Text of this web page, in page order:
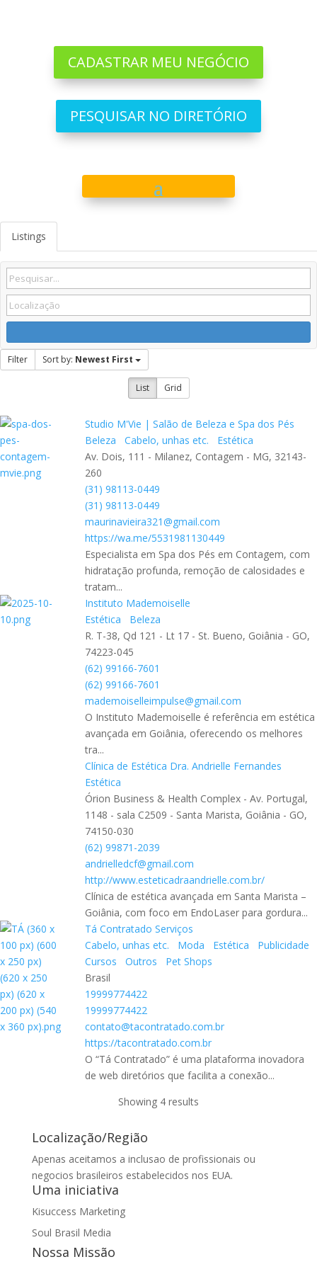
CADASTRAR MEU NEGÓCIO
PESQUISAR NO DIRETÓRIO
Listings
Filter Sort by: Newest First
List Grid
Studio M'Vie | Salão de Beleza e Spa dos Pés
Beleza
Cabelo, unhas etc.
Estética
Av. Dois, 111 - Milanez, Contagem - MG, 32143-
260
(31) 98113-0449
(31) 98113-0449
maurinavieira321@gmail.com
https://wa.me/5531981130449
Especialista em Spa dos Pés em Contagem, com
hidratação profunda, remoção de calosidades e
tratam...
Instituto Mademoiselle
Estética
Beleza
R. T-38, Qd 121 - Lt 17 - St. Bueno, Goiânia - GO,
74223-045
(62) 99166-7601
(62) 99166-7601
mademoiselleimpulse@gmail.com
O Instituto Mademoiselle é referência em estética
avançada em Goiânia, oferecendo os melhores
tra...
Clínica de Estética Dra. Andrielle Fernandes
Estética
Órion Business & Health Complex - Av. Portugal,
1148 - sala C2509 - Santa Marista, Goiânia - GO,
74150-030
(62) 99871-2039
andrielledcf@gmail.com
http://www.esteticadraandrielle.com.br/
Clínica de estética avançada em Santa Marista –
Goiânia, com foco em EndoLaser para gordura...
Tá Contratado Serviços
Cabelo, unhas etc.
Moda Estética
Publicidade
Cursos
Outros
Pet Shops
Brasil
19999774422
19999774422
contato@tacontratado.com.br
https://tacontratado.com.br
O “Tá Contratado” é uma plataforma inovadora
de web diretórios que facilita a conexão...
Showing 4 results
Localização/Região
Apenas aceitamos a inclusao de profissionais ou
negocios brasileiros estabelecidos nos EUA.
Uma iniciativa
Kisuccess Marketing
Soul Brasil Media
Nossa Missão